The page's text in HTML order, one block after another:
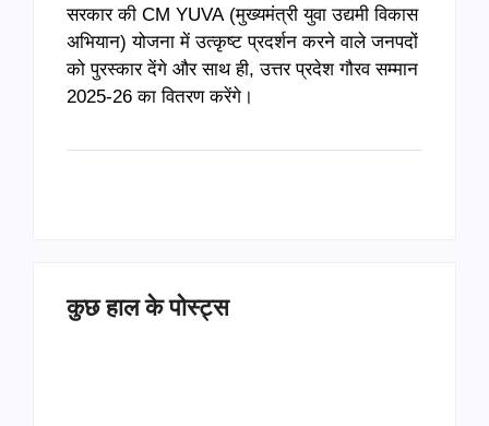
सरकार की CM YUVA (मुख्यमंत्री युवा उद्यमी विकास
अभियान) योजना में उत्कृष्ट प्रदर्शन करने वाले जनपदों
को पुरस्कार देंगे और साथ ही, उत्तर प्रदेश गौरव सम्मान
2025-26 का वितरण करेंगे।
कुछ हाल के पोस्ट्स